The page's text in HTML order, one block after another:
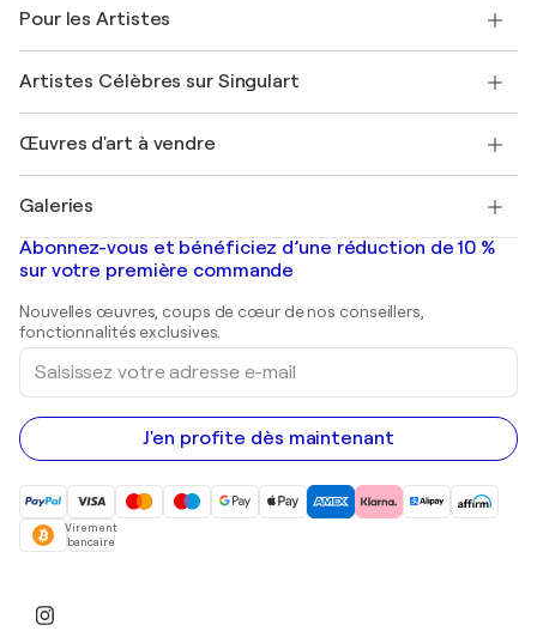
Offrir une carte cadeau
Rejoignez notre programme commercial
Mon compte
+33 1 76 44 06 42
FAQ
Magazine Singulart
Emplois
Découvrez une sélection d'art original
Pour les Artistes
Se connecter en tant qu'Artiste
Artistes Célèbres sur Singulart
Marc Chagall
Banksy
Mr. Brainwash
Shepard Fairey
Œuvres d'art à vendre
Tableaux abstraits à vendre
Peintures de paysage
Estampes
Peintures acryliques
Galeries
Galeries d'art en France
Galeries d'art en Belgique
Abonnez-vous et bénéficiez d’une réduction de 10 %
sur votre première commande
Nouvelles œuvres, coups de cœur de nos conseillers,
fonctionnalités exclusives.
Saisissez
votre
adresse
e-
mail
J'en profite dès maintenant
Virement
bancaire